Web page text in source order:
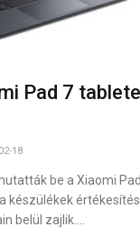
Pad 7
18
be a Xiaomi
készülékek
belül zajlik.…